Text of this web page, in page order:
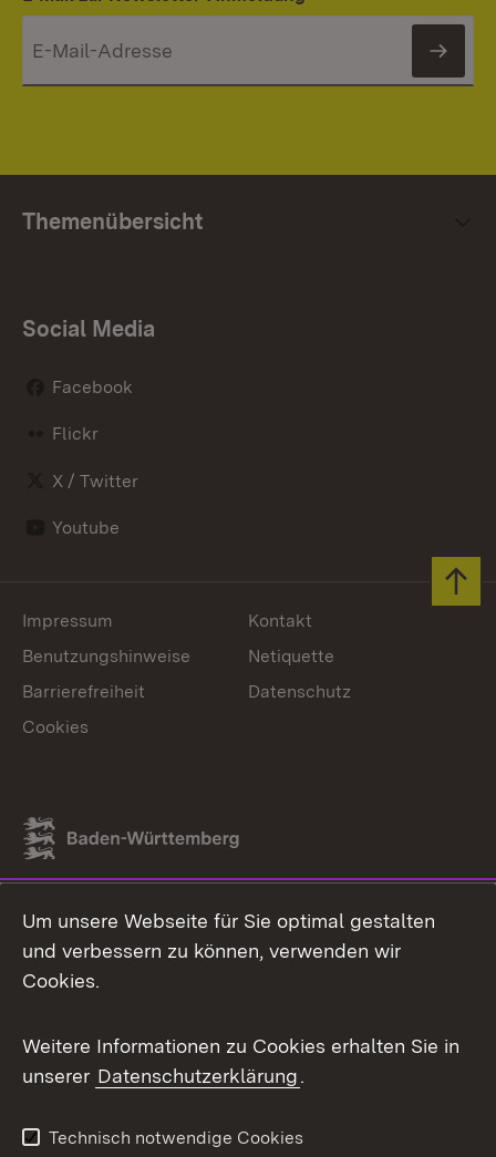
Themenübersicht
Social Media
Facebook
Flickr
X / Twitter
Youtube
Link zum Landesportal
Impressum
Kontakt
Benutzungshinweise
Netiquette
Barrierefreiheit
Datenschutz
Cookies
Um unsere Webseite für Sie optimal gestalten
und verbessern zu können, verwenden wir
Cookies.
Weitere Informationen zu Cookies erhalten Sie in
unserer Datenschutzerklärung.
Technisch notwendige Cookies